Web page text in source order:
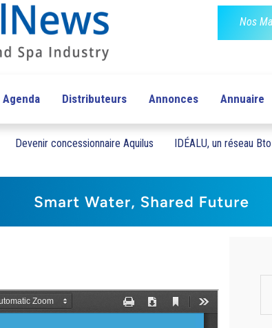
Nos
Agenda Distributeurs Annonces Annuaire
Devenir concessionnaire Aquilus IDÉALU, un réseau